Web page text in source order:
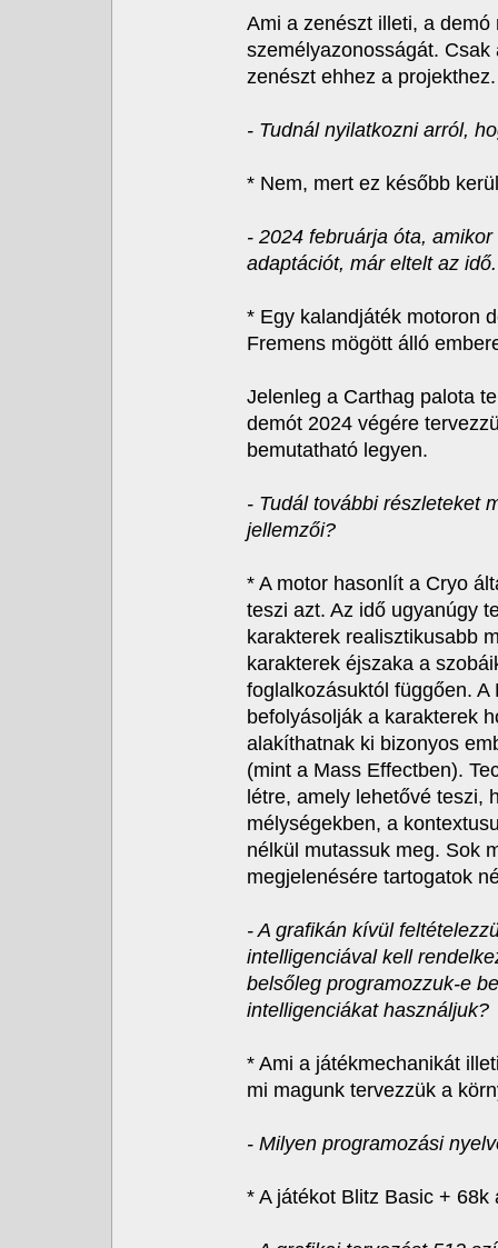
Ami a zenészt illeti, a
személyazonosságát.
zenészt ehhez a projekthez.
- Tudnál nyilatkozni arról,
* Nem, mert ez később
- 2024 februárja óta,
adaptációt, már eltelt az
* Egy kalandjáték motoron
Fremens mögött álló
Jelenleg a Carthag palota
demót 2024 végére
bemutatható legyen.
- Tudál további részleteket
jellemzői?
* A motor hasonlít a Cryo
teszi azt. Az idő ugyanúgy
karakterek realisztikusabb
karakterek éjszaka a
foglalkozásuktól függően.
befolyásolják a karakterek
alakíthatnak ki bizonyos
(mint a Mass Effectben).
létre, amely lehetővé teszi,
mélységekben, a
nélkül mutassuk meg. Sok
megjelenésére tartogatok
- A grafikán kívül
intelligenciával kell
belsőleg programozzuk-e
intelligenciákat használjuk?
* Ami a játékmechanikát
mi magunk tervezzük a
- Milyen programozási
* A játékot Blitz Basic +